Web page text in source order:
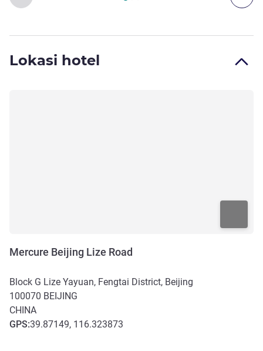
Lokasi hotel
Mercure Beijing Lize Road
Block G Lize Yayuan, Fengtai District, Beijing
100070 BEIJING
CHINA
GPS:39.87149, 116.323873